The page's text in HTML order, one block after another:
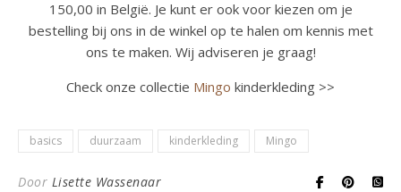
150,00 in België. Je kunt er ook voor kiezen om je
bestelling bij ons in de winkel op te halen om kennis met
ons te maken. Wij adviseren je graag!
Check onze collectie Mingo kinderkleding >>
basics duurzaam kinderkleding Mingo
Door Lisette Wassenaar